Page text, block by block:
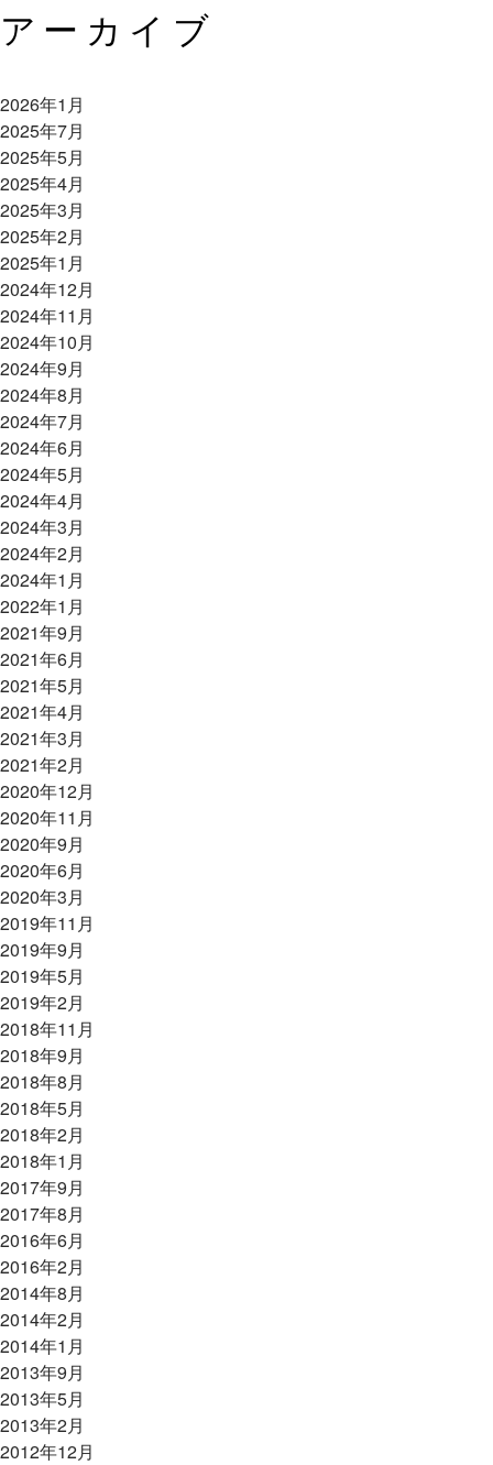
アーカイブ
2026年1月
2025年7月
2025年5月
2025年4月
2025年3月
2025年2月
2025年1月
2024年12月
2024年11月
2024年10月
2024年9月
2024年8月
2024年7月
2024年6月
2024年5月
2024年4月
2024年3月
2024年2月
2024年1月
2022年1月
2021年9月
2021年6月
2021年5月
2021年4月
2021年3月
2021年2月
2020年12月
2020年11月
2020年9月
2020年6月
2020年3月
2019年11月
2019年9月
2019年5月
2019年2月
2018年11月
2018年9月
2018年8月
2018年5月
2018年2月
2018年1月
2017年9月
2017年8月
2016年6月
2016年2月
2014年8月
2014年2月
2014年1月
2013年9月
2013年5月
2013年2月
2012年12月